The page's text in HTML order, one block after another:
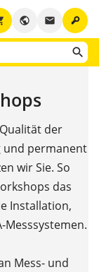
key
email
public
der
und permanent
wir Sie. So
das
Installation,
Messsystemen.
Mess- und